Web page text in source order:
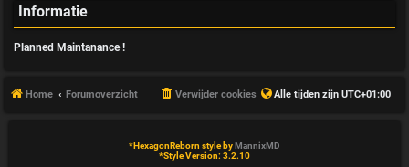
V
A
Informatie
Planned Maintanance !
Home Forumoverzicht Alle tijden zijn UTC+01:00
Verwijder cookies
*HexagonReborn style byMannixMD
*Style Version: 3.2.10